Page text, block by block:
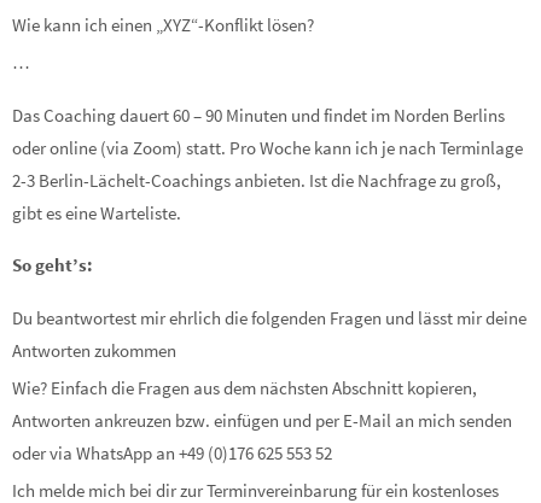
Wie kann ich einen „XYZ“-Konflikt lösen?
…
Das Coaching dauert 60 – 90 Minuten und findet im Norden Berlins
oder online (via Zoom) statt. Pro Woche kann ich je nach Terminlage
2-3 Berlin-Lächelt-Coachings anbieten. Ist die Nachfrage zu groß,
gibt es eine Warteliste.
So geht’s:
Du beantwortest mir ehrlich die folgenden Fragen und lässt mir deine
Antworten zukommen
Wie? Einfach die Fragen aus dem nächsten Abschnitt kopieren,
Antworten ankreuzen bzw. einfügen und per E-Mail an mich senden
oder via WhatsApp an +49 (0)176 625 553 52
Ich melde mich bei dir zur Terminvereinbarung für ein kostenloses